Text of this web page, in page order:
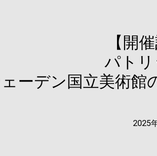
【開
パト
ェーデン国立美術
2025